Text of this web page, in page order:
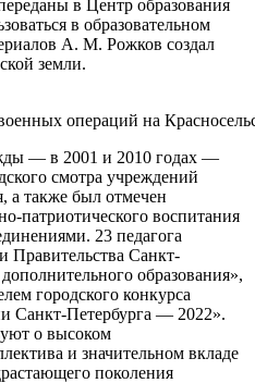
в Центр образования
в образовательном
А. М. Рожков создал
земли.
операций на
— в 2001 и 2010 годах —
смотра учреждений
а также был отмечен
патриотического воспитания
23 педагога
Правительства Санкт-
образования»,
городского конкурса
Санкт-Петербурга — 2022».
о высоком
и значительном вкладе
поколения